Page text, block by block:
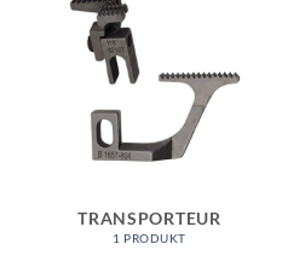
TRANSPORTEUR
1 PRODUKT